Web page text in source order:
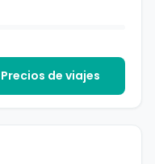
Precios de viajes